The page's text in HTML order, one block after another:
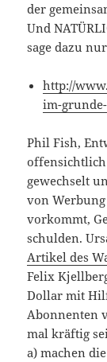
der
Und
sage dazu
http://
im-
Phil Fish,
gewechselt
von Werbung
vorkommt,
schulden.
Artikel des
Felix
Dollar mit
Abonnenten
mal kräftig
a) machen